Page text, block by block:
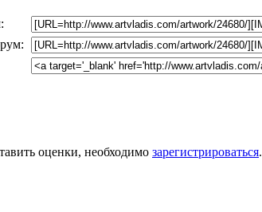
оценки, необходимо зарегистрироваться.